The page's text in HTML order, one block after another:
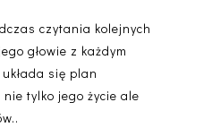
czytania kolejnych
głowie z każdym
się plan
tylko jego życie ale